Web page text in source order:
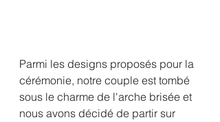
Parmi les designs proposés pour la
cérémonie, notre couple est tombé
sous le charme de l'arche brisée et
nous avons décidé de partir sur